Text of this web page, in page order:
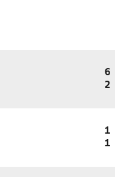
6
2
1
1